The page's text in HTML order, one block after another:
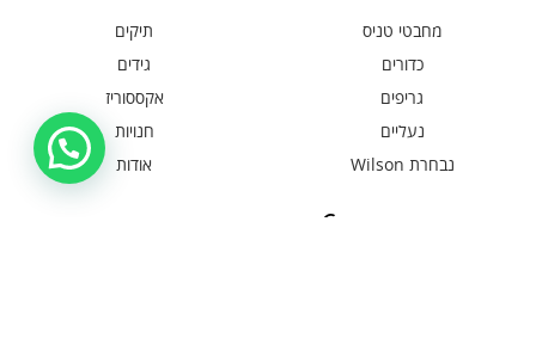
מחבטי טניס
תיקים
כדורים
גידים
גריפים
אקססוריז
נעליים
חנויות
נבחרת Wilson
אודות